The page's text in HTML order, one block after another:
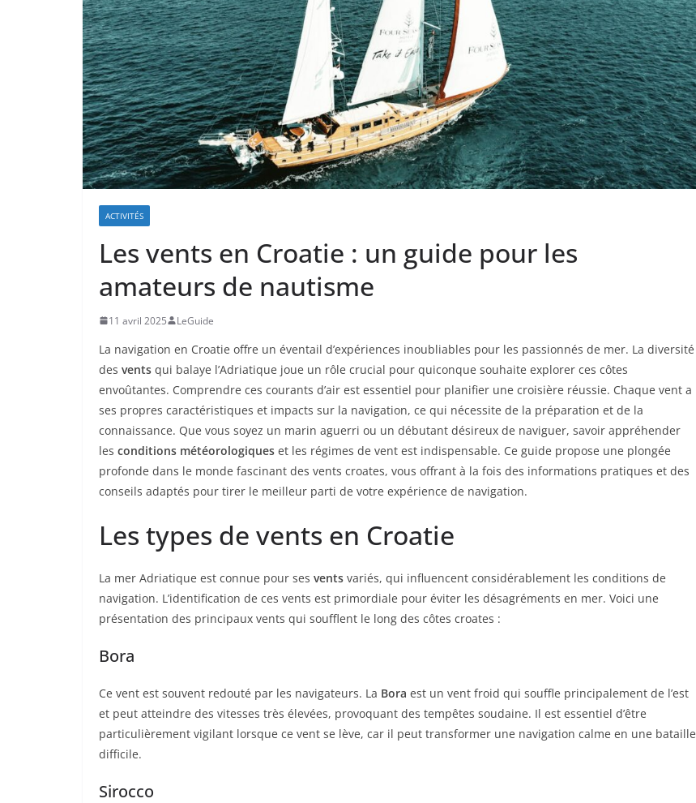
ACTIVITÉS
Les vents en Croatie : un guide pour les
amateurs de nautisme
11 avril 2025 LeGuide
La navigation en Croatie offre un éventail d’expériences inoubliables pour les passionnés de mer. La diversité
des vents qui balaye l’Adriatique joue un rôle crucial pour quiconque souhaite explorer ces côtes
envoûtantes. Comprendre ces courants d’air est essentiel pour planifier une croisière réussie. Chaque vent a
ses propres caractéristiques et impacts sur la navigation, ce qui nécessite de la préparation et de la
connaissance. Que vous soyez un marin aguerri ou un débutant désireux de naviguer, savoir appréhender
les conditions météorologiques et les régimes de vent est indispensable. Ce guide propose une plongée
profonde dans le monde fascinant des vents croates, vous offrant à la fois des informations pratiques et des
conseils adaptés pour tirer le meilleur parti de votre expérience de navigation.
Les types de vents en Croatie
La mer Adriatique est connue pour ses vents variés, qui influencent considérablement les conditions de
navigation. L’identification de ces vents est primordiale pour éviter les désagréments en mer. Voici une
présentation des principaux vents qui soufflent le long des côtes croates :
Bora
Ce vent est souvent redouté par les navigateurs. La Bora est un vent froid qui souffle principalement de l’est
et peut atteindre des vitesses très élevées, provoquant des tempêtes soudaine. Il est essentiel d’être
particulièrement vigilant lorsque ce vent se lève, car il peut transformer une navigation calme en une bataille
difficile.
Sirocco